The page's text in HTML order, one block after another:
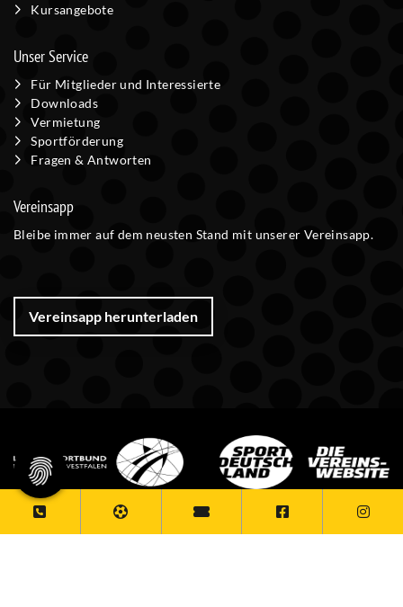
Kursangebote
Unser Service
Für Mitglieder und Interessierte
Downloads
Vermietung
Sportförderung
Fragen & Antworten
Vereinsapp
Bleibe immer auf dem neusten Stand mit unserer Vereinsapp.
Vereinsapp herunterladen
© 2026 - Vohwinkeler STV 1865/80 e.V.